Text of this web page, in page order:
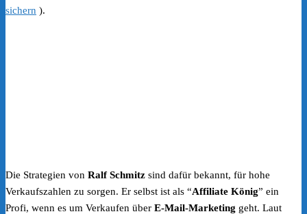
sichern ).
Die Strategien von Ralf Schmitz sind dafür bekannt, für hohe
Verkaufszahlen zu sorgen. Er selbst ist als “Affiliate König” ein
Profi, wenn es um Verkaufen über E-Mail-Marketing geht. Laut